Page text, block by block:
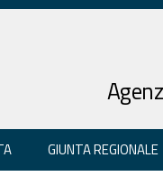
GIUNTA REGIONALE